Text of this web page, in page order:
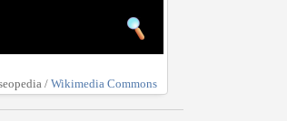
/Wikimedia Commons